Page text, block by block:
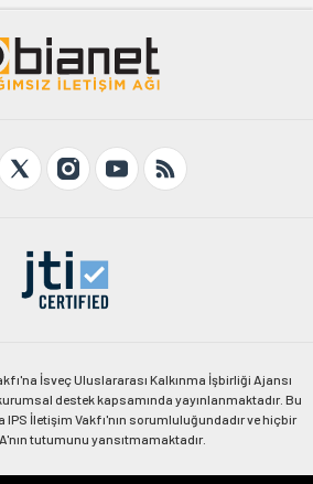
İsveç Uluslararası Kalkınma İşbirliği Ajansı
destek kapsamında yayınlanmaktadır. Bu
İletişim Vakfı'nın sorumluluğundadır ve hiçbir
tutumunu yansıtmamaktadır.